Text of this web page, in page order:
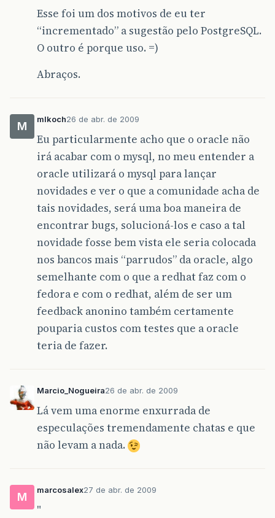
Esse foi um dos motivos de eu ter
“incrementado” a sugestão pelo PostgreSQL.
O outro é porque uso. =)
Abraços.
M
mlkoch26 de abr. de 2009
Eu particularmente acho que o oracle não
irá acabar com o mysql, no meu entender a
oracle utilizará o mysql para lançar
novidades e ver o que a comunidade acha de
tais novidades, será uma boa maneira de
encontrar bugs, solucioná-los e caso a tal
novidade fosse bem vista ele seria colocada
nos bancos mais “parrudos” da oracle, algo
semelhante com o que a redhat faz com o
fedora e com o redhat, além de ser um
feedback anonino também certamente
pouparia custos com testes que a oracle
teria de fazer.
Marcio_Nogueira26 de abr. de 2009
Lá vem uma enorme enxurrada de
especulações tremendamente chatas e que
não levam a nada.
M
marcosalex27 de abr. de 2009
"